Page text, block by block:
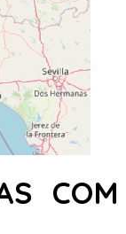
COM